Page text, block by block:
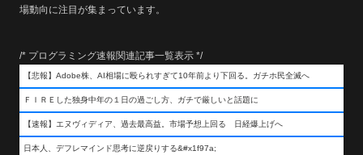
場動向に注目が集まっています。
/* プログラミング速報関連記事一覧表示 */
【悲報】Adobe株、AI相場に殴られすぎて10年前より下回る。ガチホ民全滅へ
ＦＩＲＥした独身中年の１日の過ごし方、ガチで厳しいと話題に
【速報】エヌヴィディア、過去最高益。市場予想上回る 日経爆上げへ
日本人、デフレマインド思考に逆戻りする&#x1f97a;